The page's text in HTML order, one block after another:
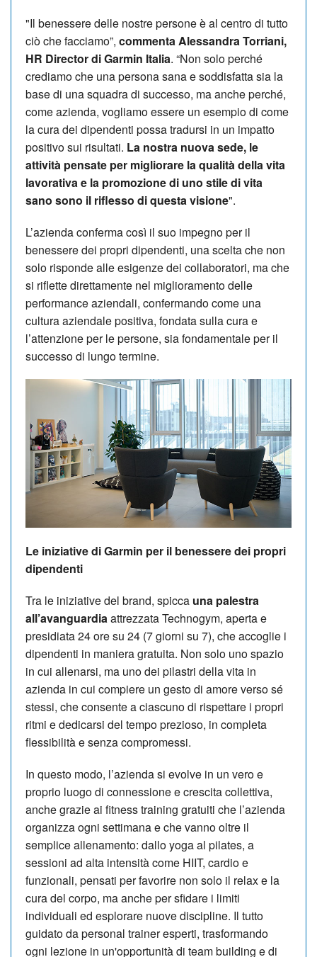
"Il benessere delle nostre persone è al centro di tutto
ciò che facciamo”, commenta Alessandra Torriani,
HR Director di Garmin Italia. “Non solo perché
crediamo che una persona sana e soddisfatta sia la
base di una squadra di successo, ma anche perché,
come azienda, vogliamo essere un esempio di come
la cura dei dipendenti possa tradursi in un impatto
positivo sui risultati. La nostra nuova sede, le
attività pensate per migliorare la qualità della vita
lavorativa e la promozione di uno stile di vita
sano sono il riflesso di questa visione".
L’azienda conferma così il suo impegno per il
benessere dei propri dipendenti, una scelta che non
solo risponde alle esigenze dei collaboratori, ma che
si riflette direttamente nel miglioramento delle
performance aziendali, confermando come una
cultura aziendale positiva, fondata sulla cura e
l’attenzione per le persone, sia fondamentale per il
successo di lungo termine.
Le iniziative di Garmin per il benessere dei propri
dipendenti
Tra le iniziative del brand, spicca una palestra
all’avanguardiaattrezzata Technogym, aperta e
presidiata 24 ore su 24 (7 giorni su 7), che accoglie i
dipendenti in maniera gratuita. Non solo uno spazio
in cui allenarsi, ma uno dei pilastri della vita in
azienda in cui compiere un gesto di amore verso sé
stessi, che consente a ciascuno di rispettare i propri
ritmi e dedicarsi del tempo prezioso, in completa
flessibilità e senza compromessi.
In questo modo, l’azienda si evolve in un vero e
proprio luogo di connessione e crescita collettiva,
anche grazie ai fitness training gratuiti che l’azienda
organizza ogni settimana e che vanno oltre il
semplice allenamento: dallo yoga al pilates, a
sessioni ad alta intensità come HIIT, cardio e
funzionali, pensati per favorire non solo il relax e la
cura del corpo, ma anche per sfidare i limiti
individuali ed esplorare nuove discipline. Il tutto
guidato da personal trainer esperti, trasformando
ogni lezione in un'opportunità di team building e di